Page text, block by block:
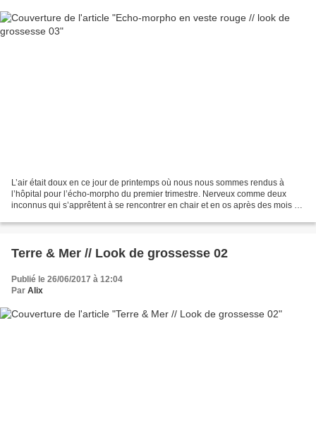
L’air était doux en ce jour de printemps où nous nous sommes rendus à
l’hôpital pour l’écho-morpho du premier trimestre. Nerveux comme deux
inconnus qui s’apprêtent à se rencontrer en chair et en os après des mois de
Terre & Mer // Look de grossesse 02
Publié le 26/06/2017 à 12:04
Par Alix